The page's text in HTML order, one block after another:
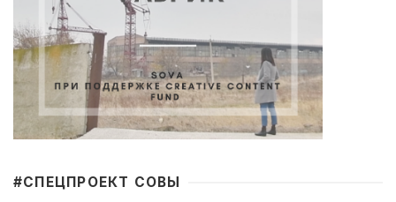
#CПЕЦПРОЕКТ СОВЫ